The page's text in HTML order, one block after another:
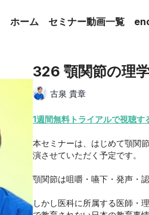
ホーム セミナー動画一覧
326 顎関節の理
古泉 貴章
1週間無料トライアルで視聴す
本セミナーは、はじめて顎関
演させていただく予定です。
顎関節は咀嚼・嚥下・発声・
しかし医科に所属する医師・